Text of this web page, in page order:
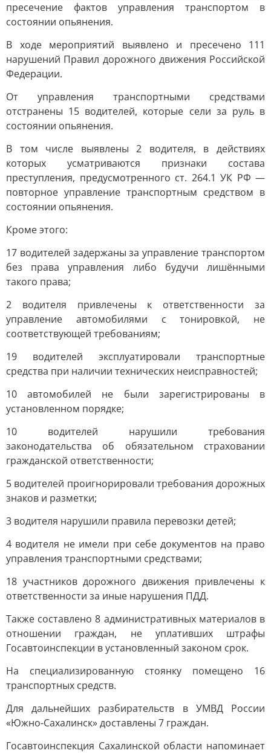
пресечение фактов управления транспортом в
состоянии опьянения.
В ходе мероприятий выявлено и пресечено 111
нарушений Правил дорожного движения Российской
Федерации.
От управления транспортными средствами
отстранены 15 водителей, которые сели за руль в
состоянии опьянения.
В том числе выявлены 2 водителя, в действиях
которых усматриваются признаки состава
преступления, предусмотренного ст. 264.1 УК РФ —
повторное управление транспортным средством в
состоянии опьянения.
Кроме этого:
17 водителей задержаны за управление транспортом
без права управления либо будучи лишёнными
такого права;
2 водителя привлечены к ответственности за
управление автомобилями с тонировкой, не
соответствующей требованиям;
19 водителей эксплуатировали транспортные
средства при наличии технических неисправностей;
10 автомобилей не были зарегистрированы в
установленном порядке;
10 водителей нарушили требования
законодательства об обязательном страховании
гражданской ответственности;
5 водителей проигнорировали требования дорожных
знаков и разметки;
3 водителя нарушили правила перевозки детей;
4 водителя не имели при себе документов на право
управления транспортными средствами;
18 участников дорожного движения привлечены к
ответственности за иные нарушения ПДД.
Также составлено 8 административных материалов в
отношении граждан, не уплативших штрафы
Госавтоинспекции в установленный законом срок.
На специализированную стоянку помещено 16
транспортных средств.
Для дальнейших разбирательств в УМВД России
«Южно-Сахалинск» доставлены 7 граждан.
Госавтоинспекция Сахалинской области напоминает